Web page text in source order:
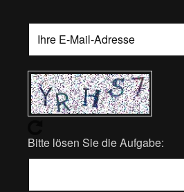
Bitte lösen Sie die Aufgabe: